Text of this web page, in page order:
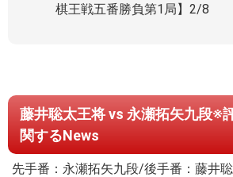
棋王戦五番勝負第1局】2/8
藤井聡太王将 vs 永瀬拓矢九段※
関するNews
先手番：永瀬拓矢九段/後手番：藤井